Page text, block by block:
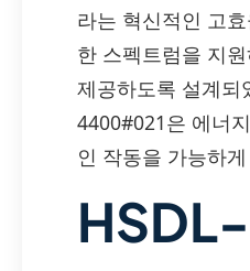
라는 혁신적인 고
한 스펙트럼을 지
제공하도록 설계되
4400#021은 에너
인 작동을 가능하